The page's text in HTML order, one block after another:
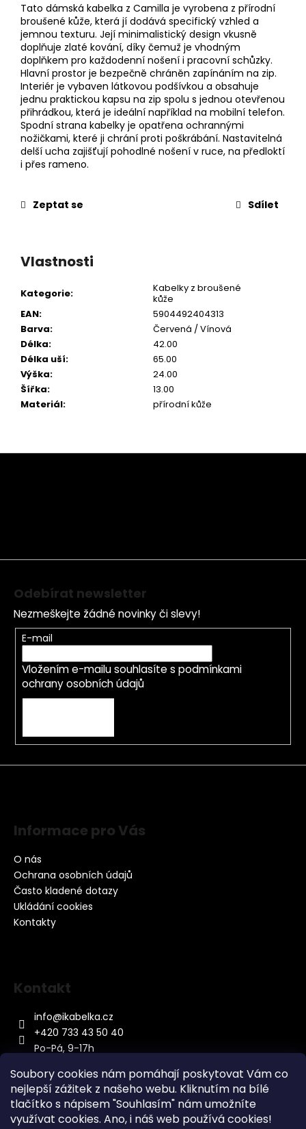
Soubory cookies nám pomáhají poskytovat Vám co
nejlepší zážitek z našeho webu. Kliknutím na bílé
tlačítko s nápisem "Souhlasím" nám umožníte
využívat cookies. Ano, i náš web používá cookies!
Tato dámská kabelka z Camilla je vyrobena z přírodní
broušené kůže, která jí dodává specifický vzhled a
jemnou texturu. Její minimalistický design vkusně
doplňuje zlaté kování, díky čemuž je vhodným
doplňkem pro každodenní nošení i pracovní schůzky.
Hlavní prostor je bezpečně chráněn zapínáním na zip.
Interiér je vybaven látkovou podšívkou a obsahuje
jednu praktickou kapsu na zip spolu s jednou otevřenou
přihrádkou, která je ideální například na mobilní telefon.
Spodní strana kabelky je opatřena ochrannými
nožičkami, které ji chrání proti poškrábání. Nastavitelná
delší ucha zajišťují pohodlné nošení v ruce, na předloktí
i přes rameno.
Zeptat se Sdílet
Vlastnosti
Kategorie:
Kabelky z broušené
kůže
EAN:
5904492404313
Barva:
Červená / Vínová
Délka:
42.00
Délka uší:
65.00
Výška:
24.00
Šířka:
13.00
Materiál: přírodní kůže
Z
Odebírat newsletter
Nezmeškejte žádné novinky či slevy!
E-mail
Vložením e-mailu souhlasíte s podmínkami
ochrany osobních údajů
Informace pro Vás
O nás
Ochrana osobních údajů
Často kladené dotazy
Ukládání cookies
Kontakty
Kontakt
info@ikabelka.cz
+420 733 43 50 40
Po-Pá, 9-17h